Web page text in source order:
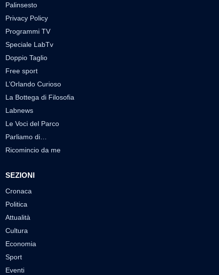
Palinsesto
Privacy Policy
Programmi TV
Speciale LabTv
Doppio Taglio
Free sport
L’Orlando Curioso
La Bottega di Filosofia
Labnews
Le Voci del Parco
Parliamo di…
Ricomincio da me
SEZIONI
Cronaca
Politica
Attualità
Cultura
Economia
Sport
Eventi